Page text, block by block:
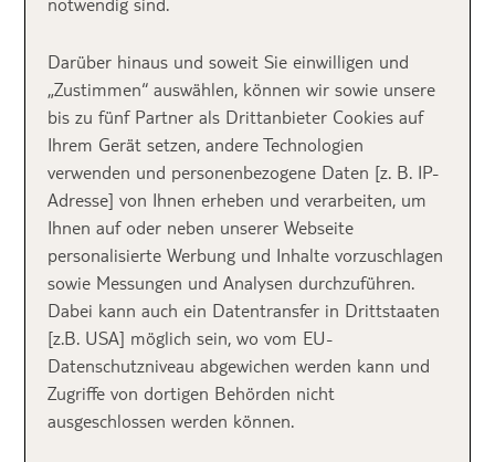
Zusammen mit Spezialisten haben wir die richtigen
Antworten für dich gefunden, damit du in Ruhe und
sorglos in den Urlaub fliegen kannst.
Darüber hinaus und soweit Sie einwilligen und
„Zustimmen“ auswählen, können wir sowie unsere
bis zu fünf Partner als Drittanbieter Cookies auf
Ihrem Gerät setzen, andere Technologien
verwenden und personenbezogene Daten [z. B. IP-
Adresse] von Ihnen erheben und verarbeiten, um
Ihnen auf oder neben unserer Webseite
personalisierte Werbung und Inhalte vorzuschlagen
sowie Messungen und Analysen durchzuführen.
Dabei kann auch ein Datentransfer in Drittstaaten
[z.B. USA] möglich sein, wo vom EU-
Datenschutzniveau abgewichen werden kann und
Zugriffe von dortigen Behörden nicht
ausgeschlossen werden können.